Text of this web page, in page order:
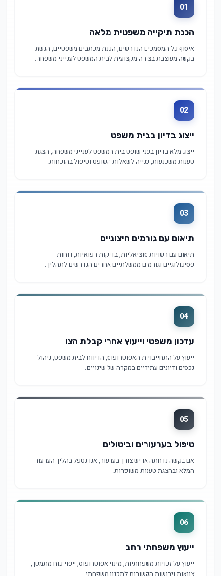
01
הכנת תיקייה משפטית מלאה
איסוף כל המסמכים הנדרשים, הכנת מכתבים משפטיים, הגשת
בקשה מעוצבת בצורה מקצועית לבית המשפט לענייני משפחה.
02
ייצוג בדיון בבית משפט
ייצוג מלא בדיון בפני שופט בית המשפט לענייני משפחה, הצגת
טענות משכנעות, ענייה לשאלות השופט וטיפול בהוכחות.
03
תיאום עם גורמים חיצוניים
תיאום עם רשויות סוציאליות, בדיקות רפואיות, דוחות
פסיכולוגיים וגורמים ממשלתיים אחרים הנדרשים לתהליך.
04
עדכון משפטי וייעוץ אחרי קבלת הצו
ייעוץ על התחייבויות האפוטרופוס, הדיווח לבית משפט, ניהול
נכסים ודיונים עתידיים במקרה של שינויים.
05
טיפול בערעורים וביטולים
אם בקשה נדחתה או יש צורך בערעור, אנו נטפל בהליך הערעור
המלא ובהצגת טענות משופרות.
06
ייעוץ משפחתי רחב
ייעוץ על זכויות משפחתיות, מינוי אפוטרופוס, ייפוי כוח מתמשך,
צוואות וירושות הקשורות לתכנון משפחתי.